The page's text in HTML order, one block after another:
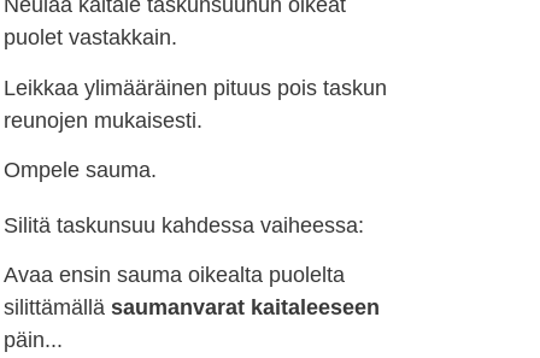
Neulaa kaitale taskunsuuhun oikeat
puolet vastakkain.
Leikkaa ylimääräinen pituus pois taskun
reunojen mukaisesti.
Ompele sauma.
Silitä taskunsuu kahdessa vaiheessa:
Avaa ensin sauma oikealta puolelta
silittämällä saumanvarat kaitaleeseen
päin...